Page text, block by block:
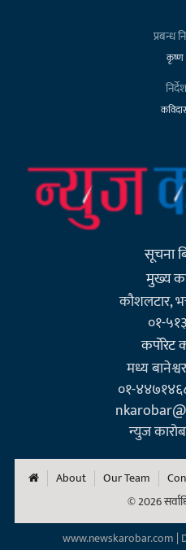
प्रबन्ध
कृष्ण
सूचना
मुख्य
कौशलटार,
०१-
कर्पाेरेट
मध्य
०१-
न्युज
About Our Team
© 2026
www.newskarobar.com |